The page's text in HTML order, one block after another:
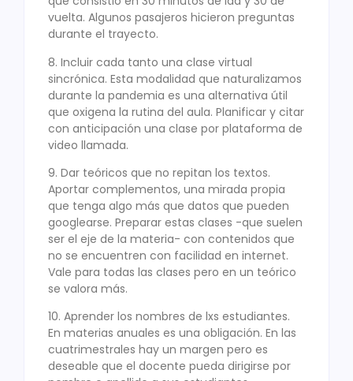
vuelta. Algunos pasajeros hicieron preguntas
durante el trayecto.
8. Incluir cada tanto una clase virtual
sincrónica. Esta modalidad que naturalizamos
durante la pandemia es una alternativa útil
que oxigena la rutina del aula. Planificar y citar
con anticipación una clase por plataforma de
video llamada.
9. Dar teóricos que no repitan los textos.
Aportar complementos, una mirada propia
que tenga algo más que datos que pueden
googlearse. Preparar estas clases -que suelen
ser el eje de la materia- con contenidos que
no se encuentren con facilidad en internet.
Vale para todas las clases pero en un teórico
se valora más.
10. Aprender los nombres de lxs estudiantes.
En materias anuales es una obligación. En las
cuatrimestrales hay un margen pero es
deseable que el docente pueda dirigirse por